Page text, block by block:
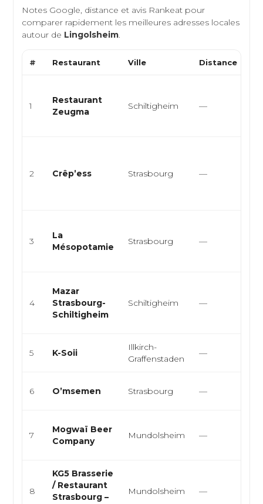
Notes Google, distance et avis Rankeat pour
comparer rapidement les meilleures adresses locales
autour de Lingolsheim.
# Restaurant Ville Distance
1
Restaurant
Zeugma
Schiltigheim —
2 Crêp’ess Strasbourg —
3
La
Mésopotamie
Strasbourg —
4
Mazar
Strasbourg-
Schiltigheim
Schiltigheim —
5 K-Soii
Illkirch-
Graffenstaden
—
6 O’msemen Strasbourg —
7
Mogwaï Beer
Company
Mundolsheim —
8
KG5 Brasserie
/ Restaurant
Strasbourg –
Mundolsheim —